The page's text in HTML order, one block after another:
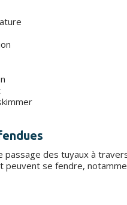
passage des tuyaux à
se fendre,